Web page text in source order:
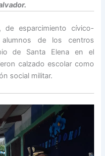
esparcimiento cívico-
de los centros
de Santa Elena en el
calzado escolar como
social militar.